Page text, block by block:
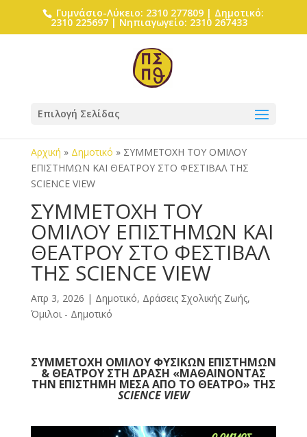
Γυμνάσιο-Λύκειο: 2310 277809 | Δημοτικό:
2310 225697 | Νηπιαγωγείο: 2310 267433
Επιλογή Σελίδας
Αρχική » Δημοτικό » ΣΥΜΜΕΤΟΧΗ ΤΟΥ ΟΜΙΛΟΥ
EΠΙΣΤΗΜΩΝ ΚΑΙ ΘΕΑΤΡΟΥ ΣΤΟ ΦΕΣΤΙΒΑΛ ΤΗΣ
SCIENCE VIEW
ΣΥΜΜΕΤΟΧΗ ΤΟΥ
ΟΜΙΛΟΥ EΠΙΣΤΗΜΩΝ ΚΑΙ
ΘΕΑΤΡΟΥ ΣΤΟ ΦΕΣΤΙΒΑΛ
ΤΗΣ SCIENCE VIEW
Απρ 3, 2026 | Δημοτικό, Δράσεις Σχολικής Ζωής,
Όμιλοι - Δημοτικό
ΣΥΜΜΕΤΟΧΗ ΟΜΙΛΟΥ ΦΥΣΙΚΩΝ ΕΠΙΣΤΗΜΩΝ
& ΘΕΑΤΡΟΥ ΣΤΗ ΔΡΑΣΗ «ΜΑΘΑΙΝΟΝΤΑΣ
ΤΗΝ ΕΠΙΣΤΗΜΗ ΜΕΣΑ ΑΠΟ ΤΟ ΘΕΑΤΡΟ» ΤΗΣ
SCIENCE VIEW